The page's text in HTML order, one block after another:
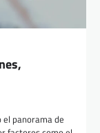
panorama de